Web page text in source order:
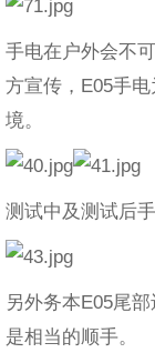
手电在户外会不
方宣传，E05手
境。
测试中及测试后
另外务本E05尾
是相当的顺手。